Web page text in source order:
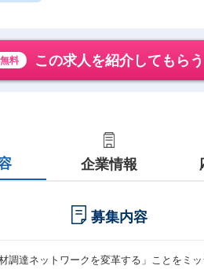
無料 この求人を紹介してもらう
企業情報
募集内容
調達ネットワークを変革する」ことをミ